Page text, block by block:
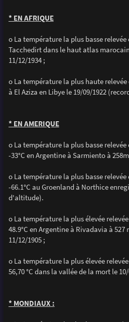
* EN AFRIQUE
o La température la plus basse relevée
Tacchedirt dans le haut atlas
11/12/1934 ;
o La température la plus haute relevée
à El Aziza en Libye le 19/09/1922
* EN AMERIQUE
o La température la plus basse relevée
-33°C en Argentine à Sarmiento à
o La température la plus basse
-66.1°C au Groenland à Northice
d'altitude).
o La température la plus élevée
48.9°C en Argentine à Rivadavia à
11/12/1905 ;
o La température la plus élevée
56,70 °C dans la vallée de la mort le
* MONDIAUX :